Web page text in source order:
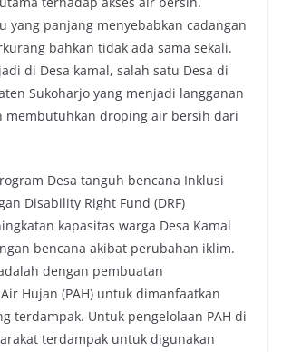
yang panjang menyebabkan cadangan
bahkan tidak ada sama sekali.
di Desa kamal, salah satu Desa di
Sukoharjo yang menjadi langganan
membutuhkan droping air bersih dari
Desa tanguh bencana Inklusi
Disability Right Fund (DRF)
kapasitas warga Desa Kamal
bencana akibat perubahan iklim.
dengan pembuatan
Hujan (PAH) untuk dimanfaatkan
terdampak. Untuk pengelolaan PAH di
terdampak untuk digunakan